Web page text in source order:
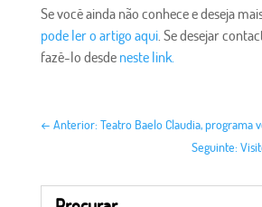
Se você ainda não conhece e deseja
pode ler o artigo aqui. Se desejar
fazê-lo desdeneste link.
← Anterior: Teatro Baelo Claudia, programa
Seguinte: